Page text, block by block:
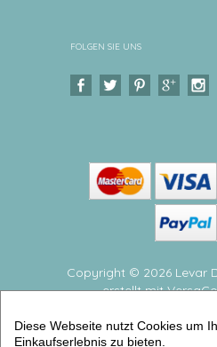
FOLGEN SIE UNS
Copyright © 2026 Levar
erstellt mit
Geburt mit Namen
Diese Webseite nutzt Cookies um
Einkaufserlebnis zu bieten.